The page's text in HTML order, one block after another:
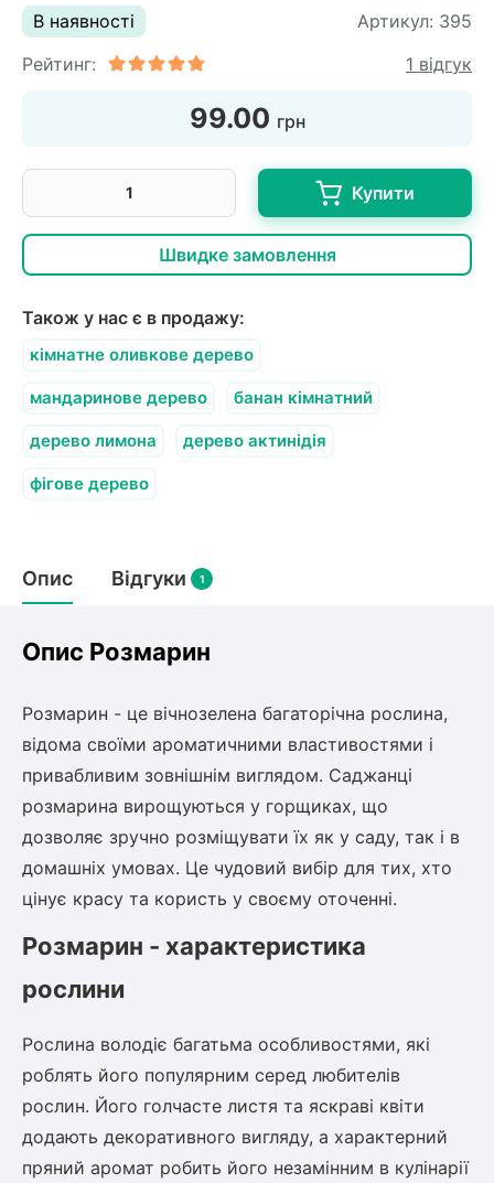
В наявності Артикул: 395
Рейтинг:
1 відгук
99.00 грн
Купити
Швидке замовлення
Також у нас є в продажу:
кімнатне оливкове дерево
мандаринове дерево банан кімнатний
дерево лимона дерево актинідія
фігове дерево
Опис Відгуки 1
Опис Розмарин
Розмарин - це вічнозелена багаторічна рослина,
відома своїми ароматичними властивостями і
привабливим зовнішнім виглядом. Саджанці
розмарина вирощуються у горщиках, що
дозволяє зручно розміщувати їх як у саду, так і в
домашніх умовах. Це чудовий вибір для тих, хто
цінує красу та користь у своєму оточенні.
Розмарин - характеристика
рослини
Рослина володіє багатьма особливостями, які
роблять його популярним серед любителів
рослин. Його голчасте листя та яскраві квіти
додають декоративного вигляду, а характерний
пряний аромат робить його незамінним в кулінарії